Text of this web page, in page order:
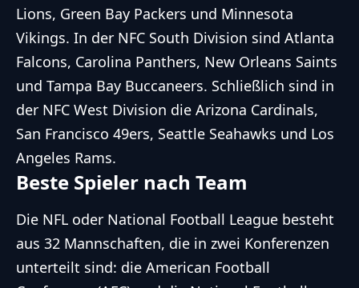
Lions, Green Bay Packers und Minnesota
Vikings. In der NFC South Division sind Atlanta
Falcons, Carolina Panthers, New Orleans Saints
und Tampa Bay Buccaneers. Schließlich sind in
der NFC West Division die Arizona Cardinals,
San Francisco 49ers, Seattle Seahawks und Los
Angeles Rams.
Beste Spieler nach Team
Die NFL oder National Football League besteht
aus 32 Mannschaften, die in zwei Konferenzen
unterteilt sind: die American Football